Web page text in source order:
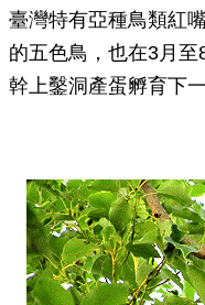
臺灣特有亞種鳥類紅
的五色鳥，也在3月
幹上鑿洞產蛋孵育下